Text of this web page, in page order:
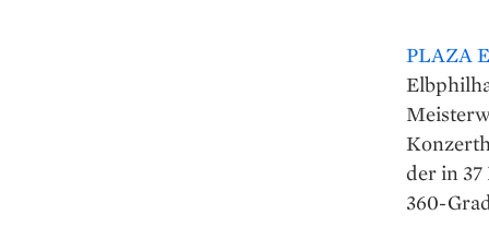
PLAZA
der in 37
360-